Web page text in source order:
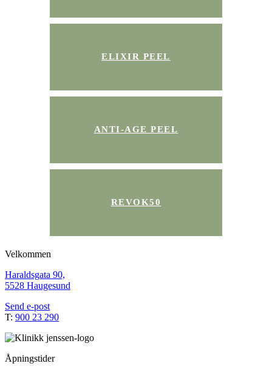
ELIXIR PEEL
ANTI-AGE PEEL
REVOK50
Velkommen
Haraldsgata 90,
5528 Haugesund
Send e-post
T: 900 23 290
Åpningstider